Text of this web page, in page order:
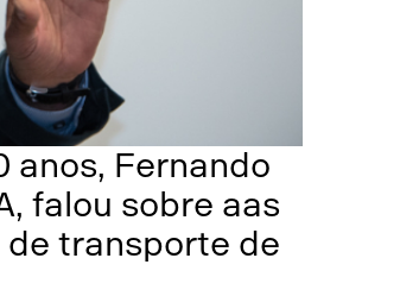
anos, Fernando
falou sobre aas
transporte de